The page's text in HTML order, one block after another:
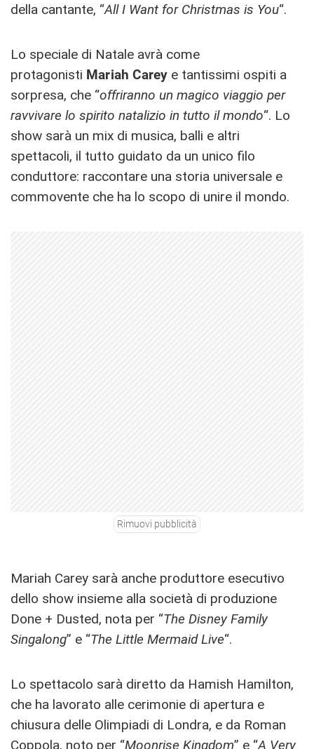
della cantante, “All I Want for Christmas is You“.
Lo speciale di Natale avrà come
protagonisti Mariah Carey e tantissimi ospiti a
sorpresa, che “offriranno un magico viaggio per
ravvivare lo spirito natalizio in tutto il mondo“. Lo
show sarà un mix di musica, balli e altri
spettacoli, il tutto guidato da un unico filo
conduttore: raccontare una storia universale e
commovente che ha lo scopo di unire il mondo.
Rimuovi pubblicità
Mariah Carey sarà anche produttore esecutivo
dello show insieme alla società di produzione
Done + Dusted, nota per “The Disney Family
Singalong” e “The Little Mermaid Live“.
Lo spettacolo sarà diretto da Hamish Hamilton,
che ha lavorato alle cerimonie di apertura e
chiusura delle Olimpiadi di Londra, e da Roman
Coppola, noto per “Moonrise Kingdom” e “A Very